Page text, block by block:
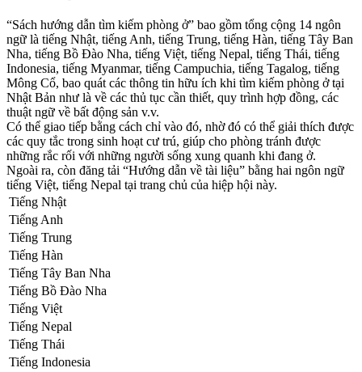
“Sách hướng dẫn tìm kiếm phòng ở” bao gồm tổng cộng 14 ngôn
ngữ là tiếng Nhật, tiếng Anh, tiếng Trung, tiếng Hàn, tiếng Tây Ban
Nha, tiếng Bồ Đào Nha, tiếng Việt, tiếng Nepal, tiếng Thái, tiếng
Indonesia, tiếng Myanmar, tiếng Campuchia, tiếng Tagalog, tiếng
Mông Cổ, bao quát các thông tin hữu ích khi tìm kiếm phòng ở tại
Nhật Bản như là về các thủ tục cần thiết, quy trình hợp đồng, các
thuật ngữ về bất động sản v.v.
Có thể giao tiếp bằng cách chỉ vào đó, nhờ đó có thể giải thích được
các quy tắc trong sinh hoạt cư trú, giúp cho phòng tránh được
những rắc rối với những người sống xung quanh khi đang ở.
Ngoài ra, còn đăng tải “Hướng dẫn về tài liệu” bằng hai ngôn ngữ
tiếng Việt, tiếng Nepal tại trang chủ của hiệp hội này.
Tiếng Nhật
Tiếng Anh
Tiếng Trung
Tiếng Hàn
Tiếng Tây Ban Nha
Tiếng Bồ Đào Nha
Tiếng Việt
Tiếng Nepal
Tiếng Thái
Tiếng Indonesia